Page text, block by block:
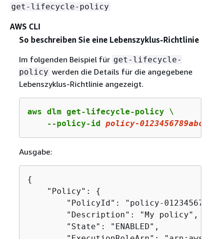
get-lifecycle-policy
AWS CLI
So beschreiben Sie eine Lebenszyklus-Richtlinie
Im folgenden Beispiel für get-lifecycle-
policy werden die Details für die angegebene
Lebenszyklus-Richtlinie angezeigt.
aws dlm get-lifecycle-policy \
    --policy-id
policy-0123456789abcdef
Ausgabe:
{
    "Policy":
{
"PolicyId": "policy-
        "Description": "My policy",
        "State": "ENABLED",